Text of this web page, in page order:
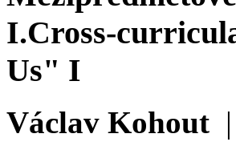
I.Cross-
Us" I
Václav Kohout |